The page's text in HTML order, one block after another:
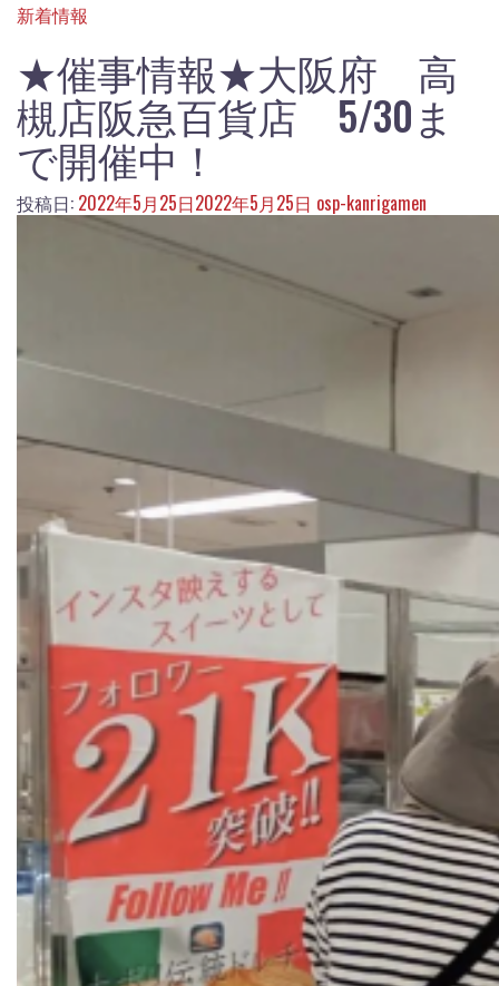
新着情報
★催事情報★大阪府 高
槻店阪急百貨店 5/30ま
で開催中！
投稿日: 2022年5月25日2022年5月25日 osp-kanrigamen